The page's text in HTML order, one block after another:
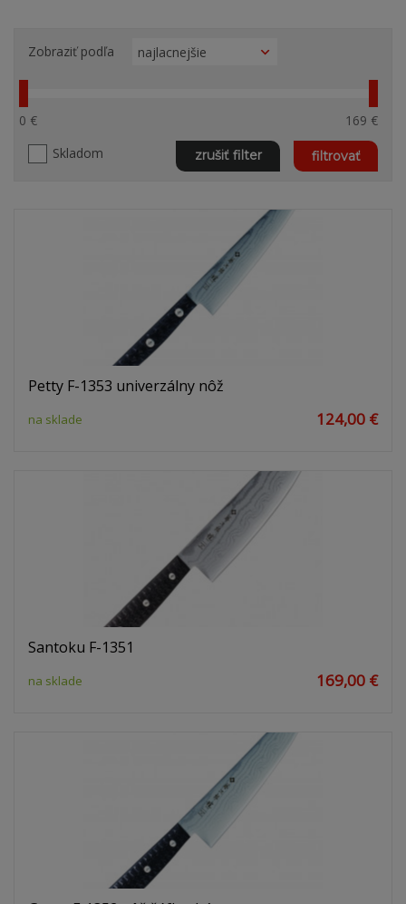
0 €
169 €
Skladom
filtrovať
zrušiť filter
Zobraziť podľa
Petty F-1353 univerzálny nôž
na sklade 124,00 €
Santoku F-1351
na sklade 169,00 €